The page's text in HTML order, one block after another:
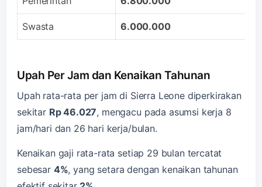
Swasta 6.000.000
Upah Per Jam dan Kenaikan Tahunan
Upah rata-rata per jam di Sierra Leone diperkirakan
sekitar Rp 46.027, mengacu pada asumsi kerja 8
jam/hari dan 26 hari kerja/bulan.
Kenaikan gaji rata-rata setiap 29 bulan tercatat
sebesar 4%, yang setara dengan kenaikan tahunan